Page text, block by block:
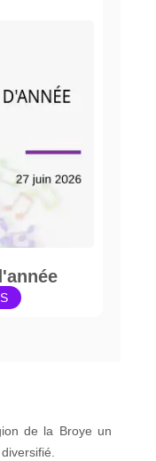
de la Broye un